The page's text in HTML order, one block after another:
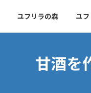
ユフリラの森 ユ
甘酒を